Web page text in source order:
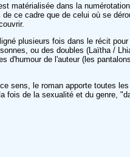
dans la
cadre que de celui où se
plusieurs fois dans le récit
ou des doubles (Laïtha /
de l'auteur (les
le roman apporte toutes
de la sexualité et du genre,